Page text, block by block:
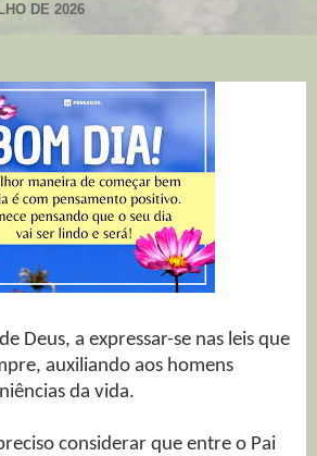
DE 2026
Deus, a expressar-se nas leis que
auxiliando aos homens
da vida.
considerar que entre o Pai